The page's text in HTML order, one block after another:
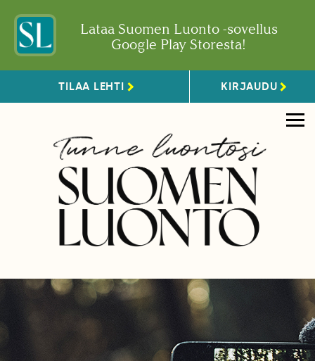
Lataa Suomen Luonto -sovellus
Google Play Storesta!
TILAA LEHTI KIRJAUDU